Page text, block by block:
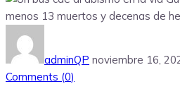
adminQP noviembre 16,
Comments (0)